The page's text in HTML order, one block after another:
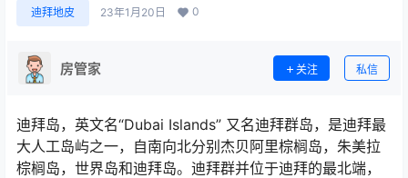
迪拜地皮 23年1月20日 0
房管家 关注 私信
迪拜岛，英文名“Dubai Islands” 又名迪拜群岛，是迪拜最
大人工岛屿之一，自南向北分别杰贝阿里棕榈岛，朱美拉
棕榈岛，世界岛和迪拜岛。迪拜群并位于迪拜的最北端，